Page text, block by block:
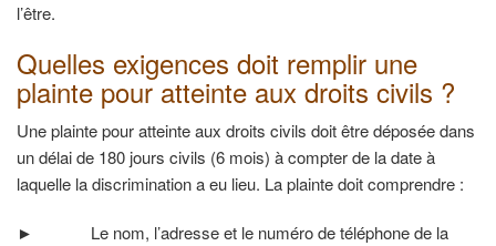
l’être.
Quelles exigences doit remplir une
plainte pour atteinte aux droits civils ?
Une plainte pour atteinte aux droits civils doit être déposée dans
un délai de 180 jours civils (6 mois) à compter de la date à
laquelle la discrimination a eu lieu. La plainte doit comprendre :
►
Le nom, l’adresse et le numéro de téléphone de la